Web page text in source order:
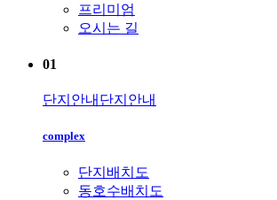
프리미엄
오시는 길
01
단지안내 단지안내
complex
단지배치도
동호수배치도